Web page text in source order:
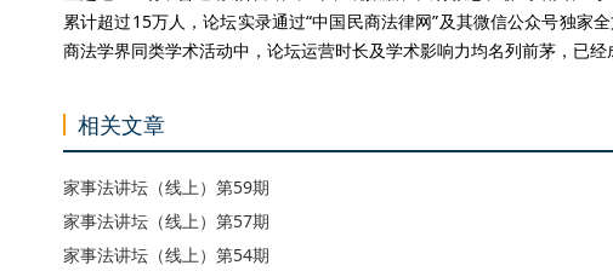
累计超过15万人，论坛实录通过“中国民商法律网”及其微信公众号独家
商法学界同类学术活动中，论坛运营时长及学术影响力均名列前茅，已经
相关文章
家事法讲坛（线上）第59期
家事法讲坛（线上）第57期
家事法讲坛（线上）第54期